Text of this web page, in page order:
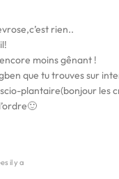
rien..
moins gênant !
que tu trouves sur
plantaire(bonjour les
il y a